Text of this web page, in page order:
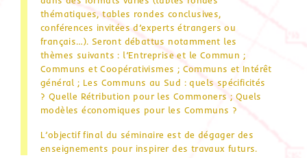
thématiques, tables rondes conclusives,
conférences invitées d’experts étrangers ou
français…). Seront débattus notamment les
thèmes suivants : l’Entreprise et le Commun ;
Communs et Coopérativismes ; Communs et Intérêt
général ; Les Communs au Sud : quels spécificités
? Quelle Rétribution pour les Commoners ; Quels
modèles économiques pour les Communs ?
L’objectif final du séminaire est de dégager des
enseignements pour inspirer des travaux futurs.